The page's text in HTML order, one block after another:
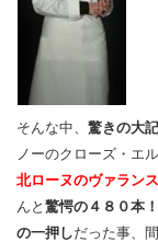
そんな中、 驚きの大
ノーのクローズ・エ
北ローヌのヴァラン
んと 驚愕の４８０本
の一押しだった事、